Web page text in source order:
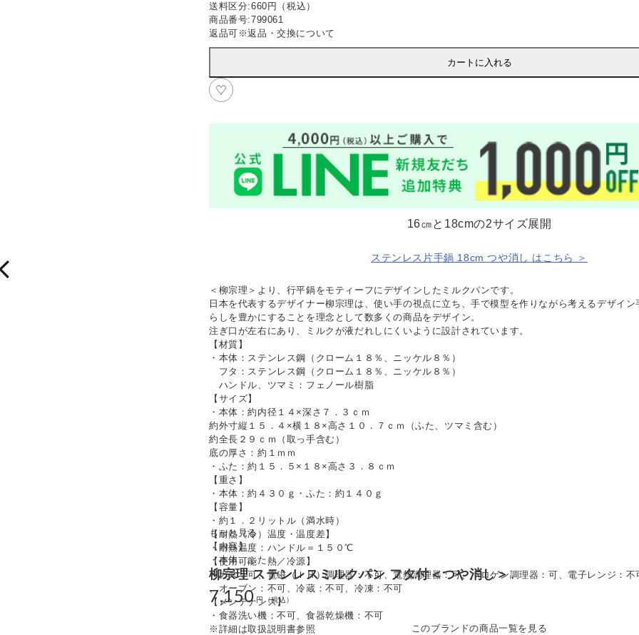
柳宗理 ステンレスミルクパン フタ付＜つや消し＞
7,150
送料区分:660円（税込）
商品番号:799061
返品可 ※返品・交換について
このブランドの商品一覧を見る
カートに入れる
16㎝と18cmの2サイズ展開
ステンレス片手鍋 18cm つや消し はこちら ＞
＜柳宗理＞より、行平鍋をモティーフにデザインしたミルクパンです。
日本を代表するデザイナー柳宗理は、使い手の視点に立ち、手で模型を作りながら考えるデザイン
らしを豊かにすることを理念として数多くの商品をデザイン。
注ぎ口が左右にあり、ミルクが液だれしにくいように設計されています。
【材質】
・本体：ステンレス鋼（クローム１８％、ニッケル８％）
フタ：ステンレス鋼（クローム１８％、ニッケル８％）
ハンドル、ツマミ：フェノール樹脂
【サイズ】
・本体：約内径１４×深さ７．３ｃｍ
約外寸縦１５．４×横１８×高さ１０．７ｃｍ（ふた、ツマミ含む）
約全長２９ｃｍ（取っ手含む）
底の厚さ：約１ｍｍ
・ふた：約１５．５×１８×高さ３．８ｃｍ
【重さ】
・本体：約４３０ｇ・ふた：約１４０ｇ
【容量】
・約１．２リットル（満水時）
【耐熱（冷）温度・温度差】
・耐熱温度：ハンドル＝１５０℃
【使用可能 熱／冷源】
・ガス：可、電磁（ＩＨ）調理器：不可、電熱調理器：可、ハロゲン調理器：可、電子レンジ：不
、オーブン：不可、冷蔵：不可、冷凍：不可
【メンテナンス】
・食器洗い機：不可、食器乾燥機：不可
※詳細は取扱説明書参照
もっと見る
【内容】
・本体、ふた